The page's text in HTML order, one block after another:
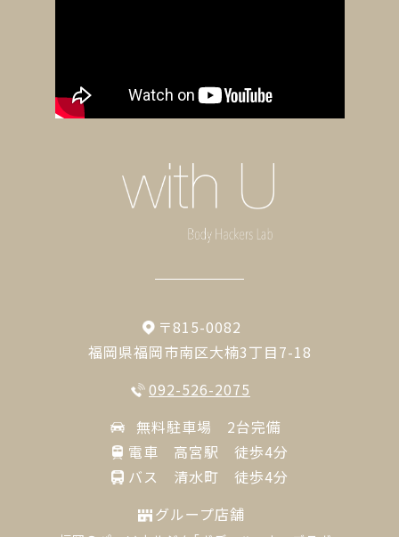
〒815-0082
福岡県福岡市南区大楠3丁目7-18
092-526-2075
無料駐車場 2台完備
電車 高宮駅 徒歩4分
バス 清水町 徒歩4分
グループ店舗